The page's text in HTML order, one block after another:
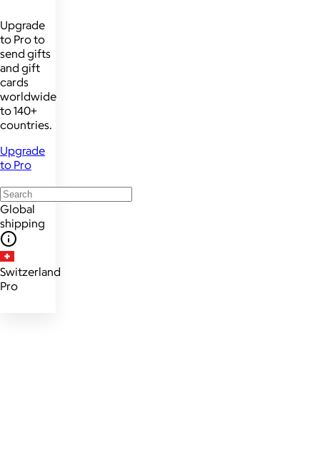
Upgrade
to Pro to
send gifts
and gift
cards
worldwide
to 140+
countries.
Upgrade
to Pro
Global
shipping
Switzerland
Pro